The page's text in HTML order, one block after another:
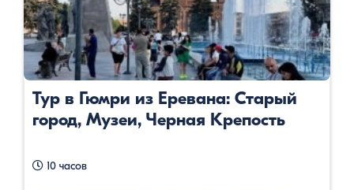
Тур в Гюмри из Еревана: Старый
город, Музеи, Черная Крепость
10 часов